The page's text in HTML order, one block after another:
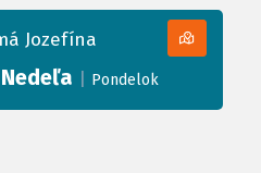
Jozefína
Nedeľa Pondelok